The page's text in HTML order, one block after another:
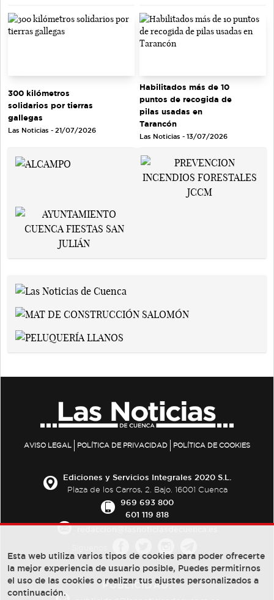
300 kilómetros
solidarios por tierras
gallegas
Las Noticias - 21/07/2026
Habilitados más de 10
puntos de recogida de
pilas usadas en
Tarancón
Las Noticias - 13/07/2026
AVISO LEGAL POLÍTICA DE PRIVACIDAD POLÍTICA DE COOKIES
Ediciones y Servicios Integrales 2020 S.L.
Plaza de los Carros, 2. Bajo. 16001 Cuenca
969 693 800
601 119 818
PUBLICIDAD:
Esta web utiliza varios tipos de cookies para poder ofrecerte
la mejor experiencia de usuario posible, Puedes permitirnos
el uso de las cookies o realizar tus ajustes personalizados a
continuación.